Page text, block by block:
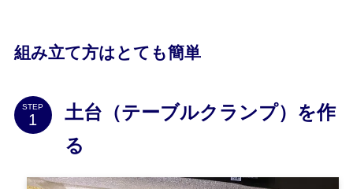
組み立て方はとても簡単
STEP
土台（テーブルクランプ）を作
る